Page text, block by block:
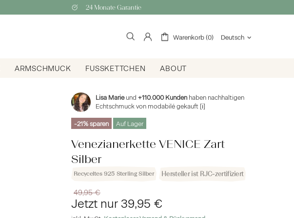
24 Monate Garantie
Warenkorb (0) Deutsch
ARMSCHMUCK FUSSKETTCHEN ABOUT
Lisa Marieund +110.000 Kunden haben nachhaltigen
Echtschmuck von modabilé gekauft [ℹ]
-21% Auf Lager
Venezianerkette VENICE Zart
Silber
Recyceltes 925 Sterling Silber Hersteller ist RJC-zertifiziert
49,95 €
Jetzt nur 39,95 €